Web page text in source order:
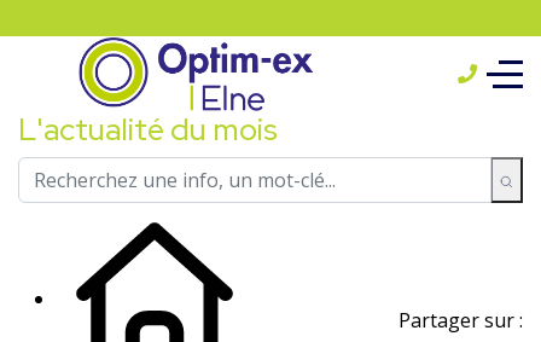
L'actualité du mois
Partager sur :